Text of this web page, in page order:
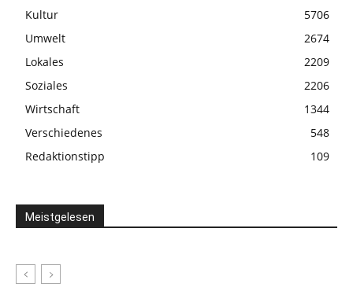
Kultur
5706
Umwelt
2674
Lokales
2209
Soziales
2206
Wirtschaft
1344
Verschiedenes
548
Redaktionstipp
109
Meistgelesen